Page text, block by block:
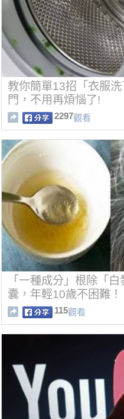
教你簡單13招「衣服
門，不用再煩惱了!
2297觀看
「一種成分」根除「
囊，年輕10歲不困難！
115觀看